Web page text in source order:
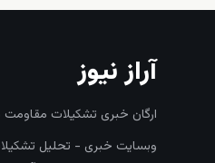
آراز نیوز
ارگان خبری تشکیلات مقاومت
وبسایت خبری - تحلیل